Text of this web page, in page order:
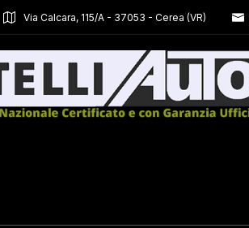
Via Calcara, 115/A - 37053 - Cerea (VR)